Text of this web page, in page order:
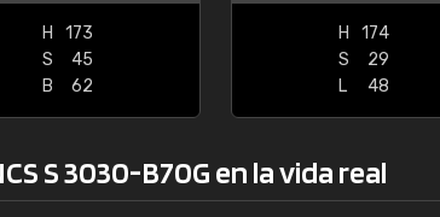
H
173
S
45
B
62
H
174
S
29
L
48
S 3030-B70G en la vida real